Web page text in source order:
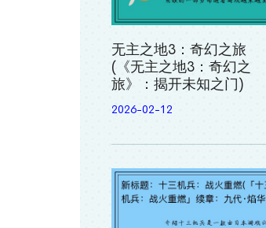
无主之地3：奇幻之旅
(《无主之地3：奇幻之
旅》：揭开未知之门)
2026-02-12